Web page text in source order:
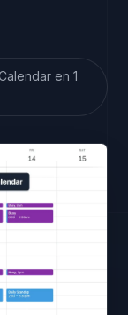
en 1